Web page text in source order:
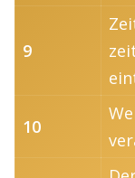
9
10